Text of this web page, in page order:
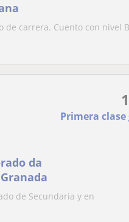
de carrera. Cuento con nivel
Primera
da
de Secundaria y en